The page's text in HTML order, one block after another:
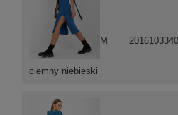
ciemny niebieski
M